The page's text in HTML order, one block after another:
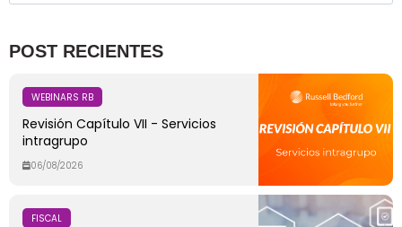
POST RECIENTES
WEBINARS RB
Revisión Capítulo VII - Servicios
intragrupo
06/08/2026
FISCAL